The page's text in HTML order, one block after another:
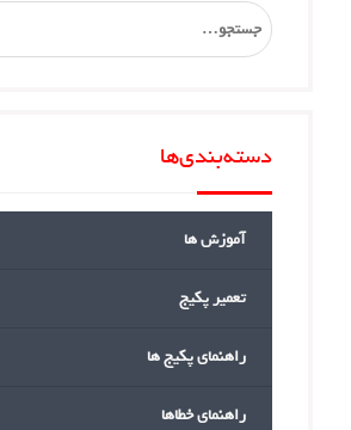
Search
for:
دسته‌بندی‌ها
آموزش ها
تعمیر پکیج
راهنمای پکیج ها
راهنمای خطاها